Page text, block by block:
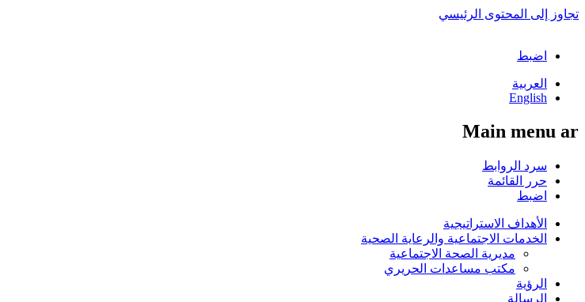
تجاوز إلى المحتوى الرئيسي
اضبط
العربية
English
Main menu ar
سرد الروابط
حرر القائمة
اضبط
الأهداف الاستراتيجية
الخدمات الاجتماعية والرعاية الصحية
مديرية الصحة الاجتماعية
مكتب مساعدات الحريري
الرؤية
الرسالة